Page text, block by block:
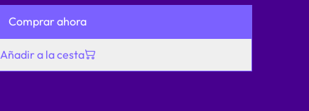
Comprar ahora
Añadir a la cesta